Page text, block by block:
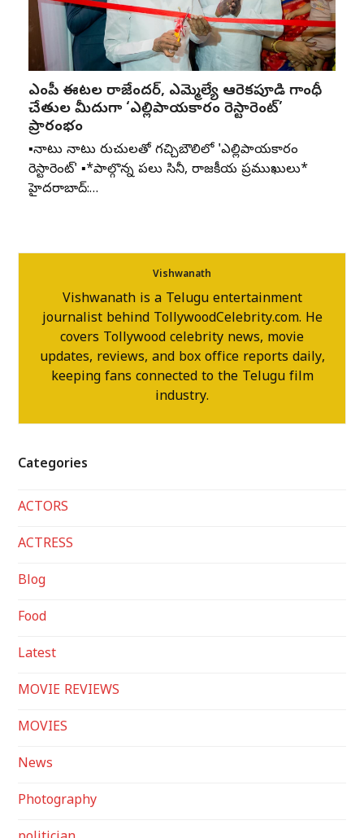
ఎంపీ ఈటల రాజేందర్, ఎమ్మెల్యే ఆరెకపూడి గాంధీ
చేతుల మీదుగా ‘ఎల్లిపాయకారం రెస్టారెంట్’
ప్రారంభం
▪️నాటు నాటు రుచులతో గచ్చిబౌలిలో 'ఎల్లిపాయకారం
రెస్టారెంట్' ▪️*పాల్గొన్న పలు సినీ, రాజకీయ ప్రముఖులు*
హైదరాబాద్:…
Vishwanath
Vishwanath is a Telugu entertainment
journalist behind TollywoodCelebrity.com. He
covers Tollywood celebrity news, movie
updates, reviews, and box office reports daily,
keeping fans connected to the Telugu film
industry.
Categories
ACTORS
ACTRESS
Blog
Food
Latest
MOVIE REVIEWS
MOVIES
News
Photography